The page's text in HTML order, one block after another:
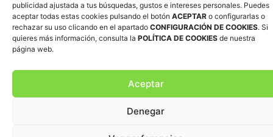
publicidad ajustada a tus búsquedas, gustos e intereses personales. Puedes
aceptar todas estas cookies pulsando el botón ACEPTAR o configurarlas o
rechazar su uso clicando en el apartado CONFIGURACIÓN DE COOKIES. Si
quieres más información, consulta la POLÍTICA DE COOKIES de nuestra
página web.
Aceptar
Denegar